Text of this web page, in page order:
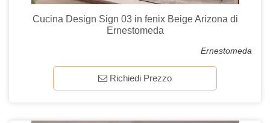
Cucina Design Sign 03 in fenix Beige Arizona di
Ernestomeda
Ernestomeda
Richiedi Prezzo